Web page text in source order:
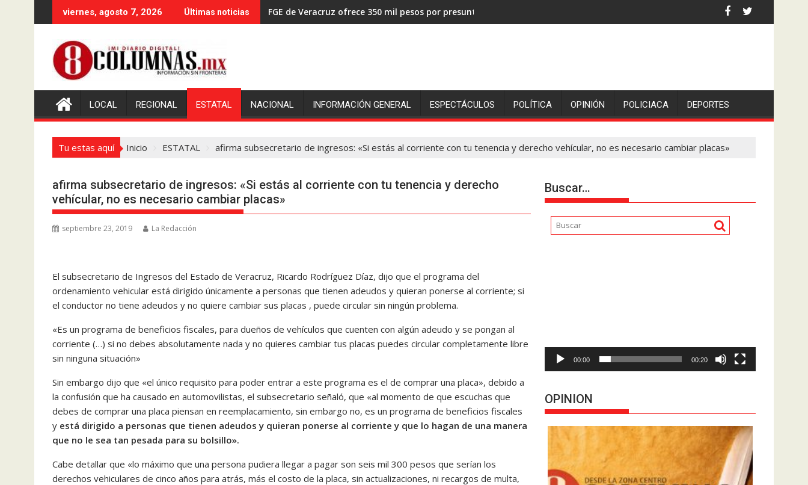
al
viernes, agosto 7, 2026 Últimas noticias FGE de Veracruz ofrece 350 mil pesos por presuntos asesinos de la comunicadora Avisack Douglas.
LOCAL REGIONAL ESTATAL NACIONAL INFORMACIÓN GENERAL ESPECTÁCULOS POLÍTICA OPINIÓN POLICIACA DEPORTES
Tu estas aquí Inicio ESTATAL afirma subsecretario de ingresos: «Si estás al corriente con tu tenencia y derecho vehícular, no es necesario cambiar placas»
afirma subsecretario de ingresos: «Si estás al corriente con tu tenencia y derecho
vehícular, no es necesario cambiar placas»
septiembre 23, 2019 La Redacción
El subsecretario de Ingresos del Estado de Veracruz, Ricardo Rodríguez Díaz, dijo que el programa del
ordenamiento vehicular está dirigido únicamente a personas que tienen adeudos y quieran ponerse al corriente; si
el conductor no tiene adeudos y no quiere cambiar sus placas , puede circular sin ningún problema.
«Es un programa de beneficios fiscales, para dueños de vehículos que cuenten con algún adeudo y se pongan al
corriente (…) si no debes absolutamente nada y no quieres cambiar tus placas puedes circular completamente libre
sin ninguna situación»
Sin embargo dijo que «el único requisito para poder entrar a este programa es el de comprar una placa», debido a
la confusión que ha causado en automovilistas, el subsecretario señaló, que «al momento de que escuchas que
debes de comprar una placa piensan en reemplacamiento, sin embargo no, es un programa de beneficios fiscales
y está dirigido a personas que tienen adeudos y quieran ponerse al corriente y que lo hagan de una manera
que no le sea tan pesada para su bolsillo».
Cabe detallar que «lo máximo que una persona pudiera llegar a pagar son seis mil 300 pesos que serían los
derechos vehiculares de cinco años para atrás, más el costo de la placa, sin actualizaciones, ni recargos de multa,
Buscar…
00:00 00:20
OPINION